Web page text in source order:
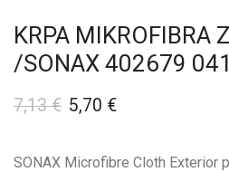
KRPA MIKROFIBRA
/SONAX 402679
7,13€ 5,70 €
SONAX Microfibre Cloth Exterior